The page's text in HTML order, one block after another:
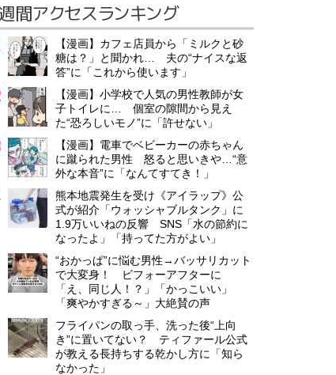
間アクセスランキング
【漫画】カフェ店員から「ミルクと砂
糖は？」と聞かれ… 夫の“ナイスな返
答”に「これから使います」
【漫画】小学校で人気の男性教師が女
子トイレに… 個室の隙間から見え
た“恐ろしいモノ”に「許せない」
【漫画】電車でベビーカーの赤ちゃん
に蹴られた男性 怒ると思いきや…“意
外な本音”に「なんてすてき！」
熊本地震発生を受け《アイラップ》公
式が紹介「ウォッシャブルタンク」に
1.9万いいねの反響 SNS「水の節約に
なったよ」「持ってた方がよい」
“おかっぱ”に悩む男性→バッサリカット
で大変身！ ビフォーアフターに
「え、同じ人！？」「かっこいい」
「爽やかすぎる～」大絶賛の声
フライパンの取っ手、洗った後“上向
き”に置いてない？ ティファール公式
が教える長持ちする乾かし方に「知ら
なかった」